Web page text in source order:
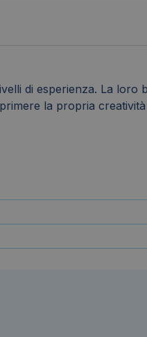
di esperienza. La loro
la propria